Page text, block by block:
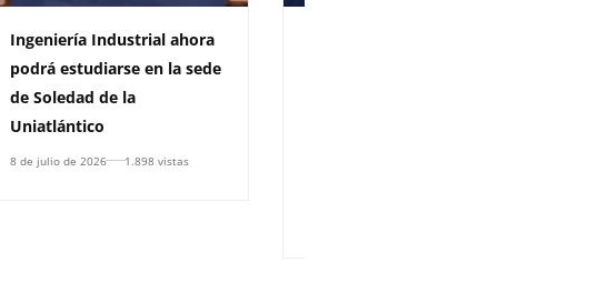
Ingeniería Industrial ahora
podrá estudiarse en la sede
de Soledad de la
Uniatlántico
8 de julio de 2026 1.898 vistas